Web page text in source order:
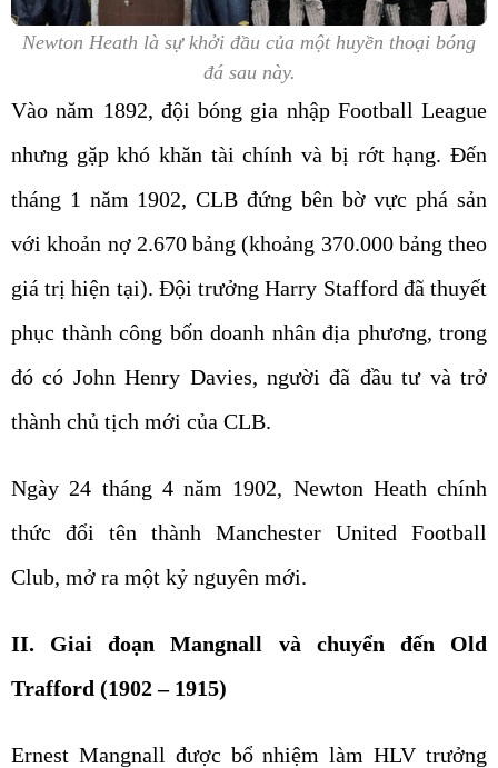
Newton Heath là sự khởi đầu của một huyền thoại bóng
đá sau này.
Vào năm 1892, đội bóng gia nhập Football League
nhưng gặp khó khăn tài chính và bị rớt hạng. Đến
tháng 1 năm 1902, CLB đứng bên bờ vực phá sản
với khoản nợ 2.670 bảng (khoảng 370.000 bảng theo
giá trị hiện tại). Đội trưởng Harry Stafford đã thuyết
phục thành công bốn doanh nhân địa phương, trong
đó có John Henry Davies, người đã đầu tư và trở
thành chủ tịch mới của CLB.
Ngày 24 tháng 4 năm 1902, Newton Heath chính
thức đổi tên thành Manchester United Football
Club, mở ra một kỷ nguyên mới.
II. Giai đoạn Mangnall và chuyển đến Old
Trafford (1902 – 1915)
Ernest Mangnall được bổ nhiệm làm HLV trưởng